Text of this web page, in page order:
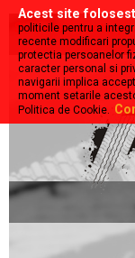
Stiri, evenimente,
Acest site
politicile pentru a
recente modificari
protectia persoanelor
caracter personal si
navigarii implica
moment setarile
Politica de Cookie.